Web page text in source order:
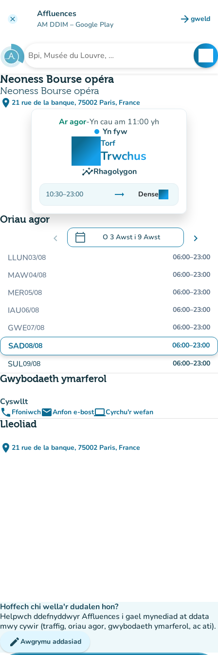
clear Affluences
AM DDIM – Google Play arrow_forward gweld
(tab
Chwilio am sefydliad
Neoness Bourse opéra
Neoness Bourse opéra
place 21 rue de la banque, 75002 Paris, France
(agor yn Google Maps)
(tab newydd)
Ar agor-Yn cau am 11:00 yh
Yn fyw
man
man
man
Torf
Trwchus
insightsRhagolygon
10:30–23:00 trending_flat
Sefydlog
Denseman
man
man
Oriau agor
chevron_left calendar_today O 3 Awst i 9 Awst
.Agor y calendr i newid dyddiadau chevron_right
LLUN03/08 06:00–23:00
MAW04/08 06:00–23:00
MER05/08 06:00–23:00
IAU06/08 06:00–23:00
GWE07/08 06:00–23:00
SAD08/08 06:00–23:00
SUL09/08 06:00–23:00
Gwybodaeth ymarferol
Cyswllt
phone FfoniwchemailAnfon e-bostcomputerCyrchu'r wefan
(tab newydd)
Lleoliad
place 21 rue de la banque, 75002 Paris, France
(agor yn Google Maps)
(tab newydd)
Hoffech chi wella'r dudalen hon?
Helpwch ddefnyddwyr Affluences i gael mynediad at ddata
mwy cywir (traffig, oriau agor, gwybodaeth ymarferol, ac ati).
editAwgrymu addasiad